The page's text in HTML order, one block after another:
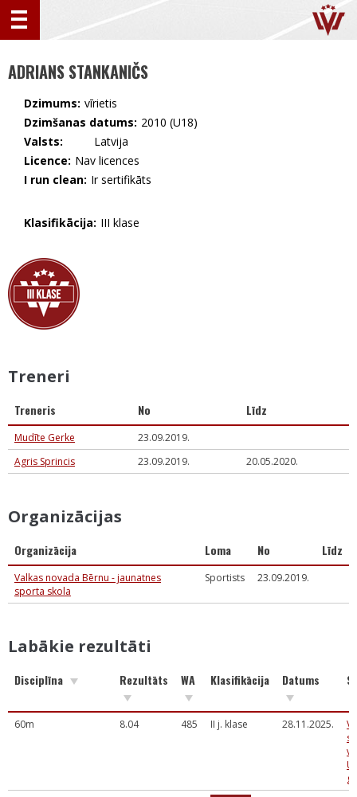
ADRIANS STANKANIČS
Dzimums: vīrietis
Dzimšanas datums: 2010 (U18)
Valsts:
🇱🇻 Latvija
Licence: Nav licences
I run clean: Ir sertifikāts
Klasifikācija: III klase
Treneri
Treneris No Līdz
Mudīte Gerke
23.09.2019.
Agris Sprincis
23.09.2019. 20.05.2020.
Organizācijas
Organizācija Loma No Līdz
Valkas novada Bērnu - jaunatnes
sporta skola
Sportists 23.09.2019.
Labākie rezultāti
Disciplīna Rezultāts WA Klasifikācija Datums
60m 8.04 485 II j. klase 28.11.2025.